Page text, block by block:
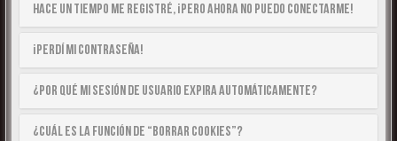
Hace un tiempo me registré, ¡pero ahora no puedo conectarme!
¡Perdí mi contraseña!
¿Por qué mi sesión de usuario expira automáticamente?
¿Cuál es la función de “Borrar cookies”?